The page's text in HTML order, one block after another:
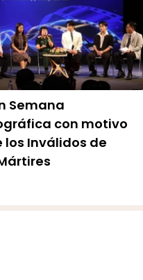
Semana
con motivo
los Inválidos de